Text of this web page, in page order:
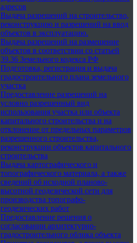
адресов
Выдача разрешений на строительство,
реконструкцию и разрешений на ввод
объектов в эксплуатацию.
Выдача разрешений на размещение
объектов в соответствии со статьей
39.36 Земельного кодекса РФ
Подготовка, регистрация и выдача
градостроительного плана земельного
участка
Предоставление разрешений на
условно разрешенный вид
использования участка или объекта
капитального строительства и на
отклонение от предельных параметров
разрешенного строительства,
реконструкции объектов капитального
строительства
Выдача картографического и
топографического материала, а также
сведений об исходной планово-
высотной геодезической сети для
производства топографо-
геодезических работ
Предоставление решения о
согласовании архитектурно-
градостроительного облика объекта